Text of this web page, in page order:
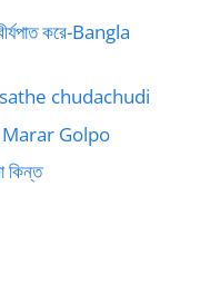
করে-Bangla
sathe chudachudi
Marar Golpo
কিন্ত